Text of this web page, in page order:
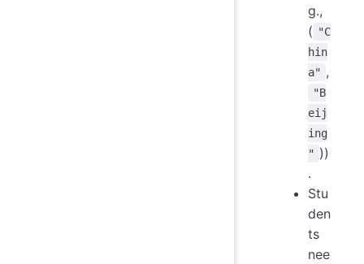
g.,
( "C
hin
a" ,
"B
eij
ing
" ))
.
Stu
den
ts
nee